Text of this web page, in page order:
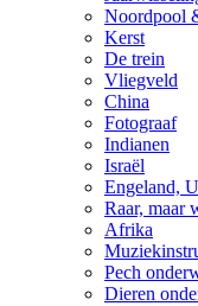
Noordpool
Kerst
De trein
Vliegveld
China
Fotograaf
Indianen
Israël
Engeland,
Raar, maar
Afrika
Pech
Dieren